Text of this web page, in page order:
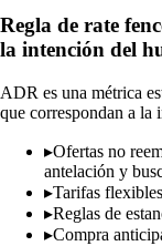
Regla de rate
la intención del
ADR es una métrica
que correspondan a la
▸Ofertas no
antelación y
▸Tarifas
▸Reglas de
▸Compra